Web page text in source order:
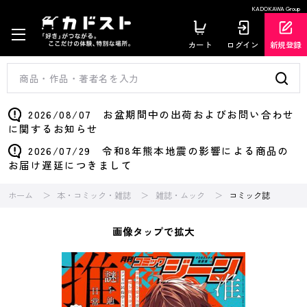
KADOKAWA Group
カート ログイン 新規登録
2026/08/07 お盆期間中の出荷およびお問い合わせ
に関するお知らせ
2026/07/29 令和8年熊本地震の影響による商品の
お届け遅延につきまして
ホーム 本・コミック・雑誌 雑誌・ムック コミック誌
画像タップで拡大